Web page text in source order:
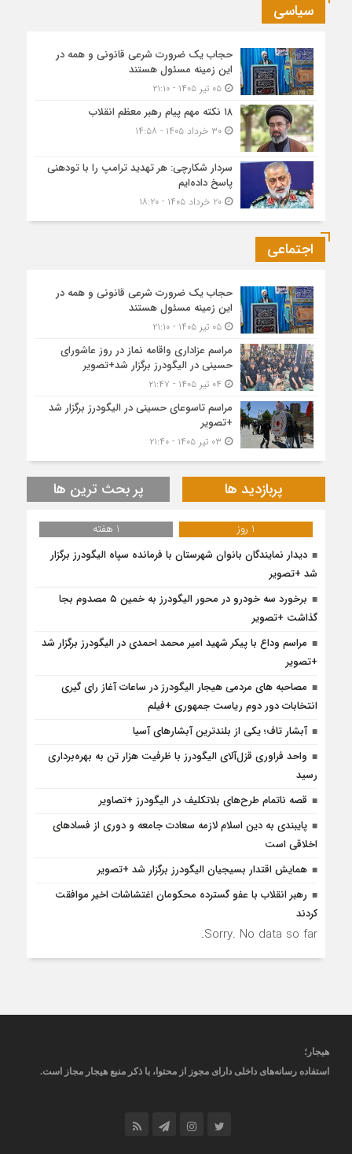
سیاسی
حجاب یک ضرورت شرعی قانونی و همه در
این زمینه مسئول هستند
۰۵ تیر ۱۴۰۵ - ۲۱:۱۰
۱۸ نکته مهم پیام رهبر معظم انقلاب
۳۰ خرداد ۱۴۰۵ - ۱۴:۵۸
سردار شکارچی: هر تهدید ترامپ را با تودهنی
پاسخ داده‌ایم
۲۰ خرداد ۱۴۰۵ - ۱۸:۲۰
اجتماعی
حجاب یک ضرورت شرعی قانونی و همه در
این زمینه مسئول هستند
۰۵ تیر ۱۴۰۵ - ۲۱:۱۰
مراسم عزاداری واقامه نماز در روز عاشورای
حسینی در الیگودرز برگزار شد+تصویر
مراسم تاسوعای حسینی در الیگودرز برگزار شد
+تصویر
پربازدید ها پر بحث ترین ها
1 روز
1 هفته
دیدار نمایندگان بانوان شهرستان با فرمانده سپاه الیگودرز برگزار
شد +تصویر
برخورد سه خودرو در محور الیگودرز به خمین ۵ مصدوم بجا
گذاشت +تصویر
مراسم وداع با پیکر شهید امیر محمد احمدی در الیگودرز برگزار شد
+تصویر
مصاحبه های مردمی هیجار الیگودرز در ساعات آغاز رای گیری
انتخابات دور دوم ریاست جمهوری +فیلم
آبشار تاف؛ یکی از بلندترین آبشارهای آسیا
واحد فراوری قزل‌آلای الیگودرز با ظرفیت هزار تن به بهره‌برداری
رسید
قصه ناتمام طرح‌های بلاتکلیف در الیگودرز +تصاویر
پایبندی به دین اسلام لازمه سعادت جامعه و دوری از فسادهای
اخلاقی است
همایش اقتدار بسیجیان الیگودرز برگزار شد +تصویر
رهبر انقلاب با عفو گسترده محکومان اغتشاشات اخیر موافقت
کردند
Sorry. No data so far.
هیجار ؛
استفاده رسانه‌های داخلی دارای مجوز از محتوا، با ذکر منبع هیجار مجاز است.